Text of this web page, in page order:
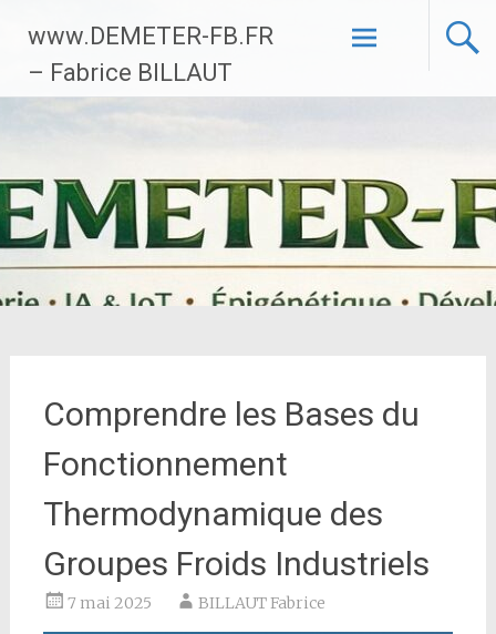
contenu
principal
www.DEMETER-FB.FR
– Fabrice BILLAUT
Comprendre les Bases du
Fonctionnement
Thermodynamique des
Groupes Froids Industriels
7 mai 2025 BILLAUT Fabrice